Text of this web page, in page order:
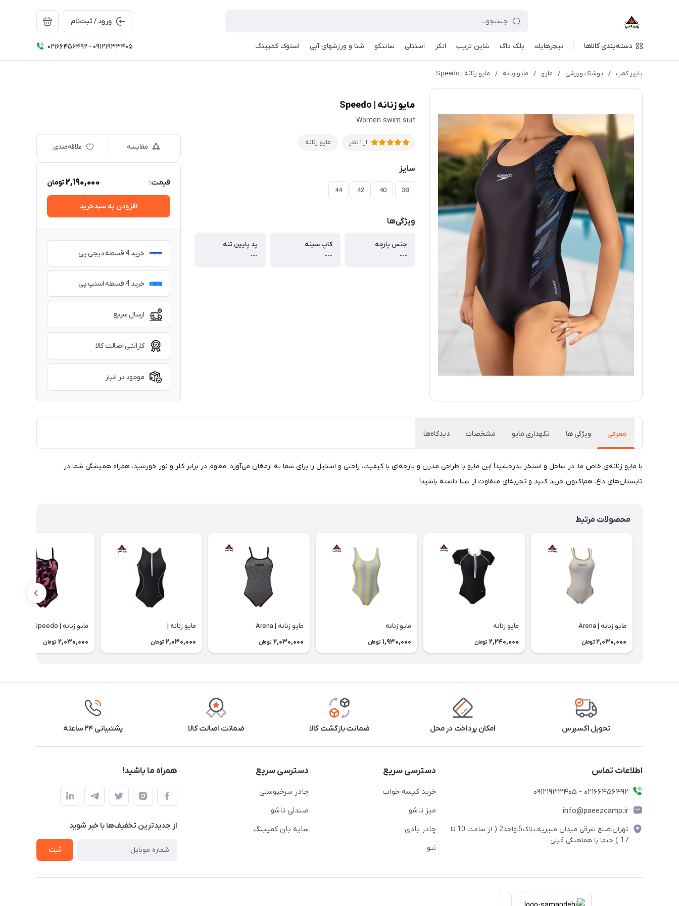
ورود / ثبت‌نام
دسته‌بندی کالاها نيچرهايك بلک داگ شاین تریپ انکر استنلی سانتکو شنا و ورزشهای آبی استوک کمپینگ 02166456492 - 09121933405
پاییز کمپ / پوشاک ورزشی / مايو / مایو زنانه / مایو زنانه | Speedo
مایو زنانه | Speedo
Women swim suit
از 1 نظر مایو زنانه
سایز
38
40
42
44
ویژگی‌ها
جنس پارچه
---
کاپ سینه
---
پد پایین تنه
---
مقایسه علاقه‌مندی
قیمت: 2,190,000تومان
افزودن به سبدخرید
خرید 4 قسطه دیجی پی
خرید 4 قسطه اسنپ پی
ارسال سریع
گارانتی اصالت کالا
موجود در انبار
معرفی ویژگی ها نگهداری مایو مشخصات دیدگاه‌ها
با مایو زنانه‌ی خاص ما، در ساحل و استخر بدرخشید! این مایو با طراحی مدرن و پارچه‌ای با کیفیت، راحتی و استایل را برای شما به ارمغان می‌آورد. مقاوم در برابر کلر و نور خورشید، همراه همیشگی شما در
تابستان‌های داغ. هم‌اکنون خرید کنید و تجربه‌ای متفاوت از شنا داشته باشید!
محصولات مرتبط
مایو زنانه | Arena
2,030,000 تومان
مایو زنانه
2,240,000 تومان
مایو زنانه
1,930,000 تومان
مایو زنانه | Arena
2,030,000 تومان
مایو زنانه |
2,030,000 تومان
مایو زنانه | Speedo
2,030,000 تومان
تحویل اکسپرس امکان پرداخت در محل ضمانت بازگشت کالا ضمانت اصالت کالا پشتیبانی ۲۴ ساعته
اطلاعات تماس
02166456492 - 09121933405
info@paeezcamp.ir
تهران،ضلع شرقی میدان منیریه،پلاک5،واحد2 ( از ساعت 10 تا
17 ) حتما با هماهنگی قبلی
دسترسی سریع
خرید کیسه خواب
میز تاشو
چادر بادی
ننو
دسترسی سریع
چادر سرخپوستی
صندلی تاشو
سایه بان کمپینگ
همراه ما باشید!
از جدید‌ترین تخفیف‌ها با‌ خبر شوید
ثبت